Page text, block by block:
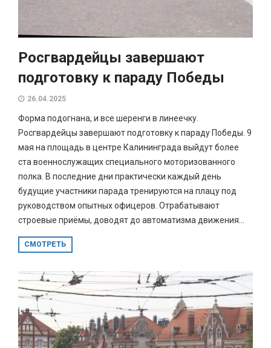
Росгвардейцы завершают
подготовку к параду Победы
26.04.2025
Форма подогнана, и все шеренги в линеечку.
Росгвардейцы завершают подготовку к параду Победы. 9
мая на площадь в центре Калининграда выйдут более
ста военнослужащих специального моторизованного
полка. В последние дни практически каждый день
будущие участники парада тренируются на плацу под
руководством опытных офицеров. Отрабатывают
строевые приёмы, доводят до автоматизма движения...
СМОТРЕТЬ